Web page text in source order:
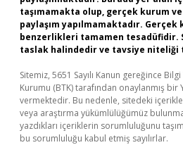
taşımamakta olup, gerçek kurum
paylaşım yapılmamaktadır.
benzerlikleri tamamen tesadüfidir.
taslak halindedir ve tavsiye niteliği
Sitemiz, 5651 Sayılı Kanun gereğince
Kurumu (BTK) tarafından onaylanmış bir
vermektedir. Bu nedenle, sitedeki
veya araştırma yükümlülüğümüz
yazdıkları içeriklerin sorumluluğunu
bu sorumluluğu kabul etmiş sayılırlar.